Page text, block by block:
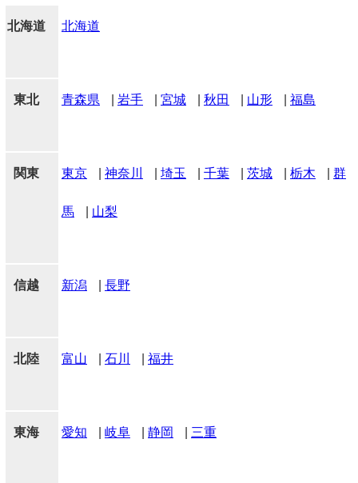
北海道 北海道
東北 青森県 岩手 宮城 秋田 山形 福島
関東 東京 神奈川 埼玉 千葉 茨城 栃木 群
馬 山梨
信越 新潟 長野
北陸 富山 石川 福井
東海 愛知 岐阜 静岡 三重